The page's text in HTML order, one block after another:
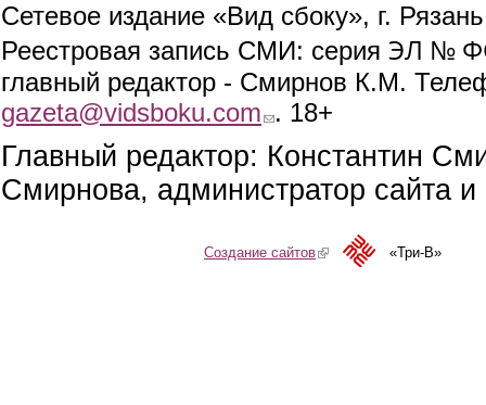
Сетевое издание «Вид сбоку», г.
Реестровая запись СМИ: серия ЭЛ №
главный редактор - Смирнов К.М.
gazeta@vidsboku.com (link sends e-mail)
. 18+
Главный редактор: Константин
Смирнова, администратор сайта
Создание сайтов(link is external)«Три-В»